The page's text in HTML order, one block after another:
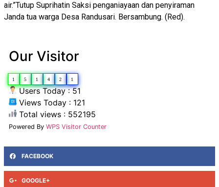
air.”Tutup Suprihatin Saksi penganiayaan dan penyiraman
Janda tua warga Desa Randusari. Bersambung. (Red).
Our Visitor
1 5 1 4 2 1
Users Today : 51
Views Today : 121
Total views : 552195
Powered By WPS Visitor Counter
FACEBOOK
GOOGLE+